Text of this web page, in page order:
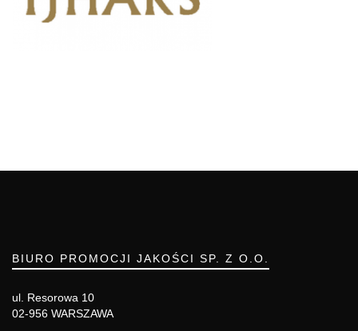
BIURO PROMOCJI JAKOŚCI SP. Z O.O.
ul. Resorowa 10
02-956 WARSZAWA